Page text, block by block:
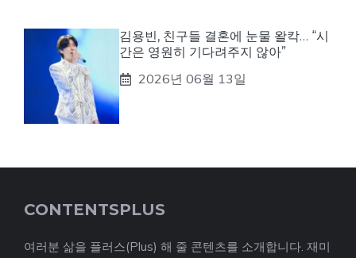
김용빈, 친구들 결혼에 눈물 왈칵… “시
간은 영원히 기다려주지 않아”
2026년 06월 13일
CONTENTSPLUS
여러분 삶을 플러스(Plus) 해 줄 콘텐츠를 소개합니다. 재미